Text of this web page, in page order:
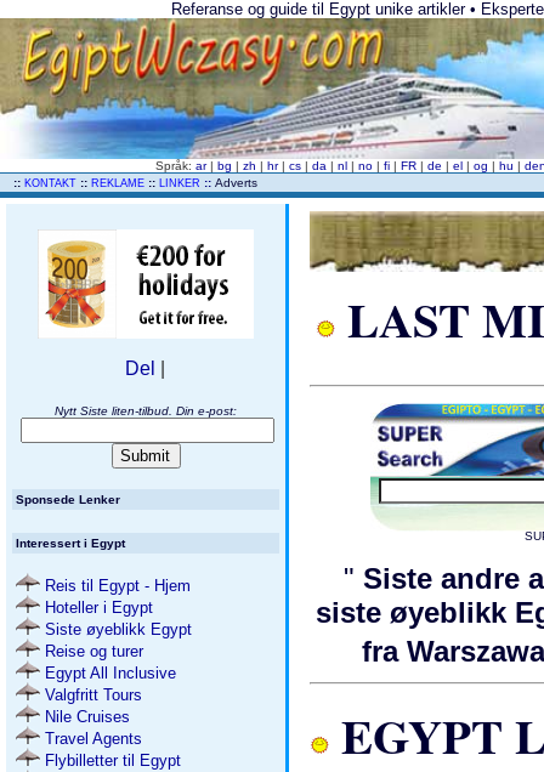
Referanse og guide til Egypt unike artikler •
Språk: ar | bg | zh | hr | cs | da | nl | no | fi | FR | de | el | og | hu |
:: KONTAKT :: REKLAME :: LINKER :: Adverts
Del
Nytt Siste liten-tilbud. Din e-post:
Sponsede Lenker
Interessert i Egypt
Reis til Egypt - Hjem
Hoteller i Egypt
Siste øyeblikk Egypt
Reise og turer
Egypt All Inclusive
Valgfritt Tours
Nile Cruises
Travel Agents
Flybilletter til Egypt
LAST
" Siste andre
siste øyeblikk
fra
EGYPT